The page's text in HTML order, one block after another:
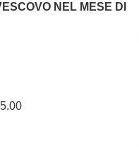
NEL MESE DI